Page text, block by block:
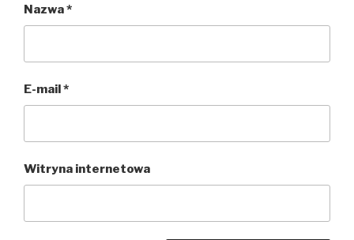
Nazwa*
E-mail*
Witryna internetowa